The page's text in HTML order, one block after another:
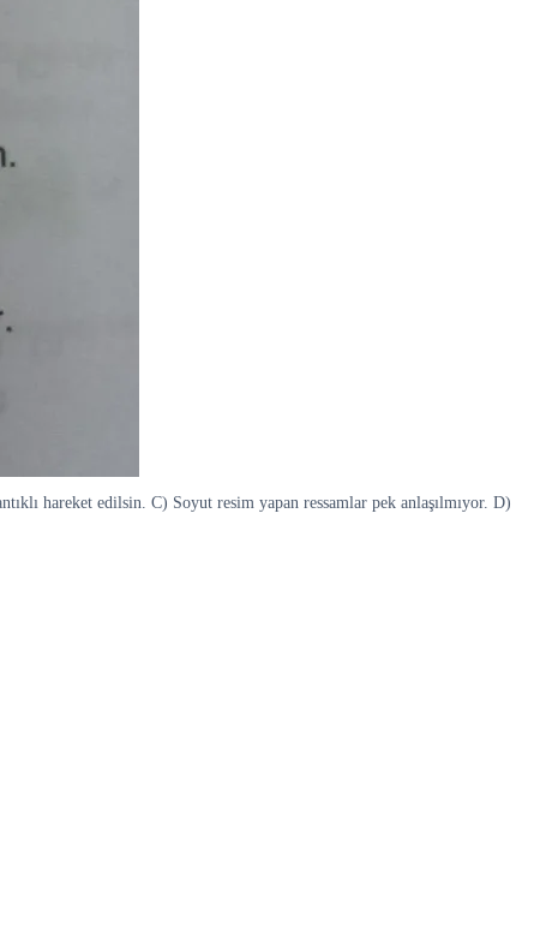
hareket edilsin. C) Soyut resim yapan ressamlar pek anlaşılmıyor. D)